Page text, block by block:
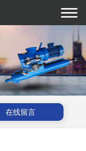
在线留言